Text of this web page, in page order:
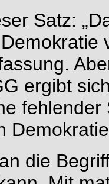
Satz:
ergibt
die